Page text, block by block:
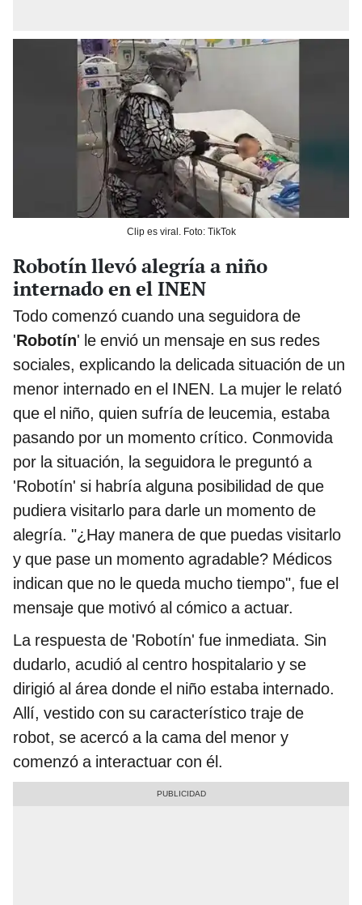
Clip es viral. Foto: TikTok
Robotín llevó alegría a niño
internado en el INEN
Todo comenzó cuando una seguidora de
'Robotín' le envió un mensaje en sus redes
sociales, explicando la delicada situación de un
menor internado en el INEN. La mujer le relató
que el niño, quien sufría de leucemia, estaba
pasando por un momento crítico. Conmovida
por la situación, la seguidora le preguntó a
'Robotín' si habría alguna posibilidad de que
pudiera visitarlo para darle un momento de
alegría. "¿Hay manera de que puedas visitarlo
y que pase un momento agradable? Médicos
indican que no le queda mucho tiempo", fue el
mensaje que motivó al cómico a actuar.
La respuesta de 'Robotín' fue inmediata. Sin
dudarlo, acudió al centro hospitalario y se
dirigió al área donde el niño estaba internado.
Allí, vestido con su característico traje de
robot, se acercó a la cama del menor y
comenzó a interactuar con él.